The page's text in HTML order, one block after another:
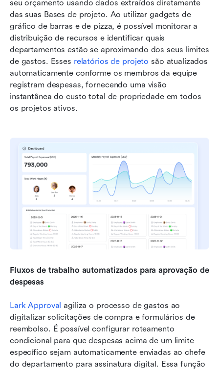
seu orçamento usando dados extraídos diretamente
das suas Bases de projeto. Ao utilizar gadgets de
gráfico de barras e de pizza, é possível monitorar a
distribuição de recursos e identificar quais
departamentos estão se aproximando dos seus limites
de gastos. Esses relatórios de projeto são atualizados
automaticamente conforme os membros da equipe
registram despesas, fornecendo uma visão
instantânea do custo total de propriedade em todos
os projetos ativos.
Fluxos de trabalho automatizados para aprovação de
despesas
Lark Approval agiliza o processo de gastos ao
digitalizar solicitações de compra e formulários de
reembolso. É possível configurar roteamento
condicional para que despesas acima de um limite
específico sejam automaticamente enviadas ao chefe
do departamento para assinatura digital. Essa função